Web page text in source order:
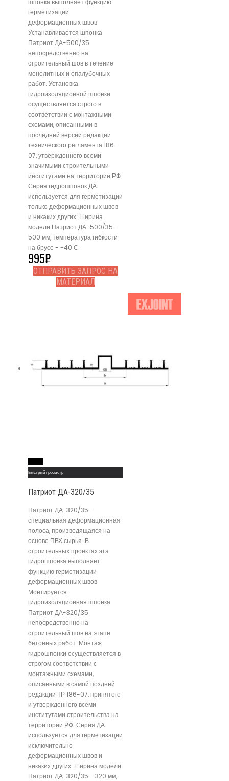
герметизации
деформационных швов.
Устанавливается шпонка
Патриот ДА-500/35
непосредственно на
строительный шов в течение
монолитных и опалубочных
работ. Установка
гидроизоляционной шпонки
осуществляется строго в
соответствии с монтажными
схемами, описанными в
последней версии редакции
технического регламента 186-
07, утвержденного всеми
значимыми строительными
институтами на территории РФ.
Серия гидрошпонок ДА
используется для герметизации
только деформационных швов
и никаких других. Ширина
модели Патриот ДА-500/35 -
500 мм, температура гибкости
на брусе - -40 С.
995₽
ОТПРАВИТЬ ЗАПРОС НА
МАТЕРИАЛ
Быстрый просмотр
Патриот ДА-320/35
Патриот ДА-320/35 -
специальная деформационная
полоса, производящаяся на
основе ПВХ сырья. В
строительных проектах эта
гидрошпонка выполняет
функцию герметизации
деформационных швов.
Монтируется
гидроизоляционная шпонка
Патриот ДА-320/35
непосредственно на
строительный шов на этапе
бетонных работ. Монтаж
гидрошпонки осуществляется в
строгом соответствии с
монтажными схемами,
описанными в самой поздней
редакции ТР 186-07, принятого
и утвержденного всеми
институтами строительства на
территории РФ. Серия ДА
используется для герметизации
исключительно
деформационных швов и
никаких других. Ширина модели
Патриот ДА-320/35 - 320 мм,